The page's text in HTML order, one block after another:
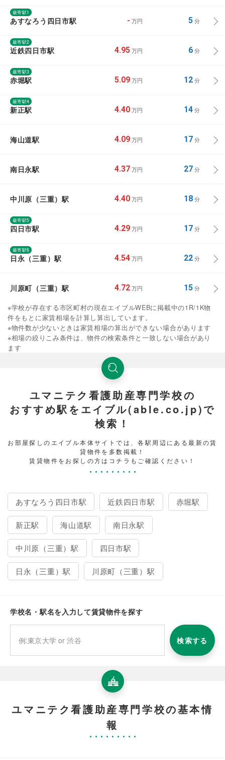
最寄駅1
あすなろう四日市駅 - 万円 5分
最寄駅2
近鉄四日市駅 4.95 万円 6分
最寄駅3
赤堀駅 5.09 万円 12分
最寄駅4
新正駅 4.40 万円 14分
海山道駅 4.09 万円 17分
南日永駅 4.37 万円 27分
中川原（三重）駅 4.40 万円 18分
最寄駅5
四日市駅 4.29 万円 17分
最寄駅6
日永（三重）駅 4.54 万円 22分
川原町（三重）駅 4.72 万円 15分
※学校が存在する市区町村の現在エイブルWEBに掲載中の1R/1K物
件をもとに家賃相場を計算し算出しています。
※物件数が少ないときは家賃相場の算出ができない場合があります
※相場の絞りこみ条件は、物件の検索条件と一致しない場合があり
ます
ユマニテク看護助産専門学校の
おすすめ駅をエイブル(able.co.jp)で
検索！
お部屋探しのエイブル本体サイトでは、各駅周辺にある最新の賃
貸物件を多数掲載！
賃貸物件をお探しの方はコチラもご確認ください！
あすなろう四日市駅 近鉄四日市駅 赤堀駅
新正駅 海山道駅 南日永駅
中川原（三重）駅 四日市駅
日永（三重）駅 川原町（三重）駅
学校名・駅名を入力して賃貸物件を探す
検索する
ユマニテク看護助産専門学校の基本情
報